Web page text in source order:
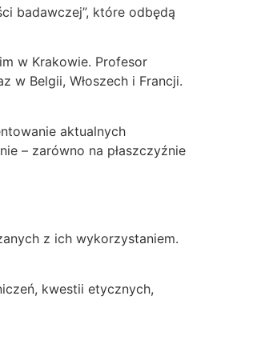
badawczej”, które odbędą
w Krakowie. Profesor
w Belgii, Włoszech i Francji.
aktualnych
– zarówno na płaszczyźnie
z ich wykorzystaniem.
kwestii etycznych,